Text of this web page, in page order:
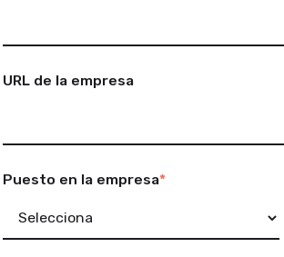
URL de la empresa
Puesto en la empresa*